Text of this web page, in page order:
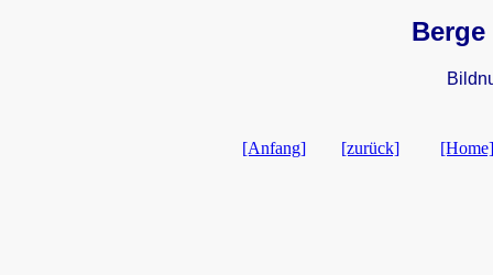
Berge
[Anfang] [zurück] [Home]